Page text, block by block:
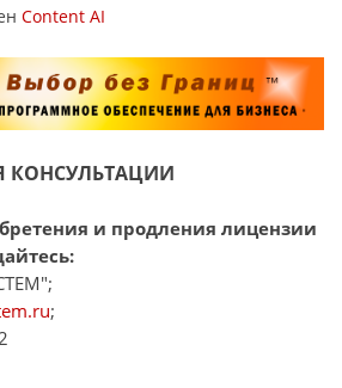
Content AI
КОНСУЛЬТАЦИИ
и продления лицензии
;